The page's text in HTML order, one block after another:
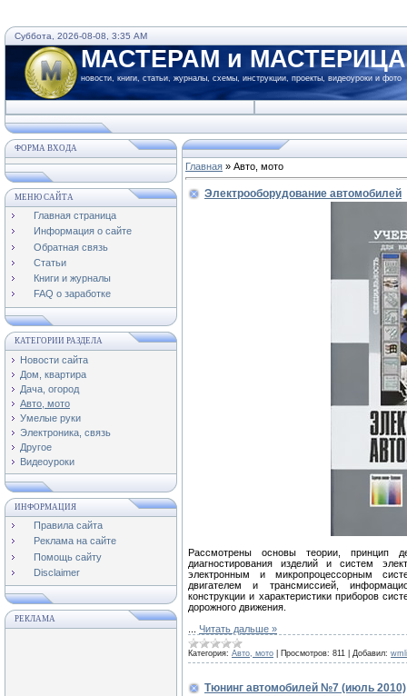
Суббота, 2026-08-08, 3:35 AM
МАСТЕРАМ и
новости, книги, статьи, журналы, схемы, инструкции, проекты, видеоуроки и фото
ФОРМА ВХОДА
МЕНЮ САЙТА
Главная страница
Информация о сайте
Обратная связь
Статьи
Книги и журналы
FAQ о заработке
КАТЕГОРИИ РАЗДЕЛА
Новости сайта
Дом, квартира
Дача, огород
Авто, мото
Умелые руки
Электроника, связь
Другое
Видеоуроки
ИНФОРМАЦИЯ
Правила сайта
Реклама на сайте
Помощь сайту
Disclaimer
РЕКЛАМА
Главная » Авто, мото
Электрооборудование автомобилей
Рассмотрены основы теории, принцип
диагностирования изделий и систем
электронным и микропроцессорным
двигателем и трансмиссией,
конструкции и характеристики приборов
дорожного движения.
Читать дальше »
Категория: Авто, мото Просмотров: 811 Добавил:
Тюнинг автомобилей №7 (июль 2010)